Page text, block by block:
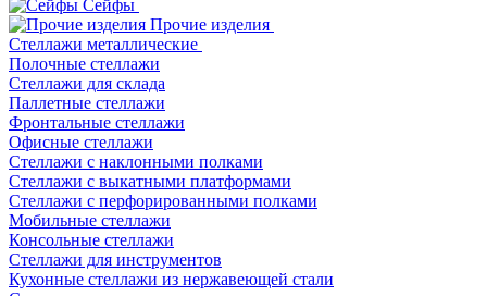
Сейфы
Прочие изделия
Стеллажи металлические
Полочные стеллажи
Стеллажи для склада
Паллетные стеллажи
Фронтальные стеллажи
Офисные стеллажи
Стеллажи с наклонными полками
Стеллажи с выкатными платформами
Стеллажи с перфорированными полками
Мобильные стеллажи
Консольные стеллажи
Стеллажи для инструментов
Кухонные стеллажи из нержавеющей стали